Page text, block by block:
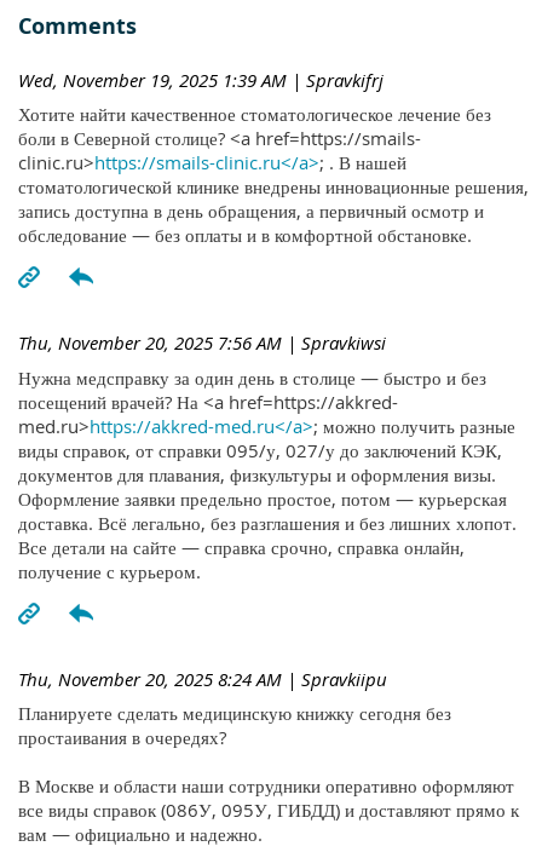
Comments
Wed, November 19, 2025 1:39 AM | Spravkifrj
Хотите найти качественное стоматологическое лечение без
боли в Северной столице? <a href=https://smails-
clinic.ru>https://smails-clinic.ru</a>; . В нашей
стоматологической клинике внедрены инновационные решения,
запись доступна в день обращения, а первичный осмотр и
обследование — без оплаты и в комфортной обстановке.
Thu, November 20, 2025 7:56 AM | Spravkiwsi
Нужна медсправку за один день в столице — быстро и без
посещений врачей? На <a href=https://akkred-
med.ru>https://akkred-med.ru</a>; можно получить разные
виды справок, от справки 095/у, 027/у до заключений КЭК,
документов для плавания, физкультуры и оформления визы.
Оформление заявки предельно простое, потом — курьерская
доставка. Всё легально, без разглашения и без лишних хлопот.
Все детали на сайте — справка срочно, справка онлайн,
получение с курьером.
Thu, November 20, 2025 8:24 AM | Spravkiipu
Планируете сделать медицинскую книжку сегодня без
простаивания в очередях?
В Москве и области наши сотрудники оперативно оформляют
все виды справок (086У, 095У, ГИБДД) и доставляют прямо к
вам — официально и надежно.